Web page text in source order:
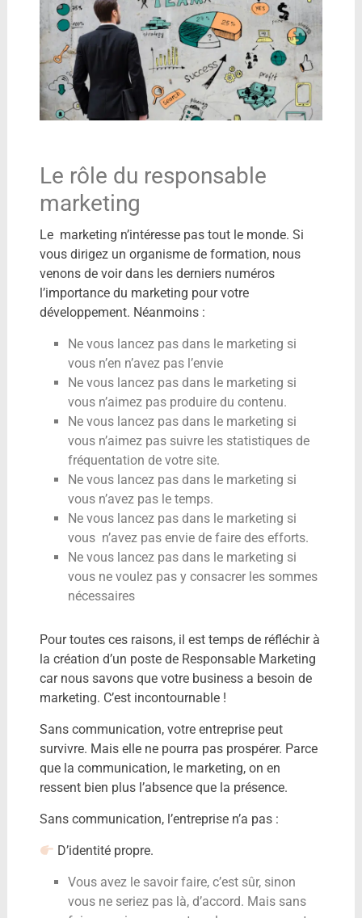
Le rôle du responsable
marketing
Le marketing n’intéresse pas tout le monde. Si
vous dirigez un organisme de formation, nous
venons de voir dans les derniers numéros
l’importance du marketing pour votre
développement. Néanmoins :
Ne vous lancez pas dans le marketing si
vous n’en n’avez pas l’envie
Ne vous lancez pas dans le marketing si
vous n’aimez pas produire du contenu.
Ne vous lancez pas dans le marketing si
vous n’aimez pas suivre les statistiques de
fréquentation de votre site.
Ne vous lancez pas dans le marketing si
vous n’avez pas le temps.
Ne vous lancez pas dans le marketing si
vous n’avez pas envie de faire des efforts.
Ne vous lancez pas dans le marketing si
vous ne voulez pas y consacrer les sommes
nécessaires
Pour toutes ces raisons, il est temps de réfléchir à
la création d’un poste de Responsable Marketing
car nous savons que votre business a besoin de
marketing. C’est incontournable !
Sans communication, votre entreprise peut
survivre. Mais elle ne pourra pas prospérer. Parce
que la communication, le marketing, on en
ressent bien plus l’absence que la présence.
Sans communication, l’entreprise n’a pas :
D’identité propre.
Vous avez le savoir faire, c’est sûr, sinon
vous ne seriez pas là, d’accord. Mais sans